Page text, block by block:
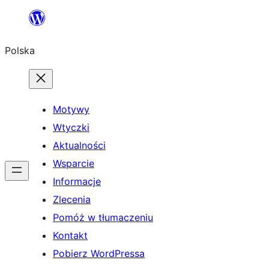
Przejdź
treści
Polska
Motywy
Wtyczki
Aktualności
Wsparcie
Informacje
Zlecenia
Pomóż w tłumaczeniu
Kontakt
Pobierz WordPressa